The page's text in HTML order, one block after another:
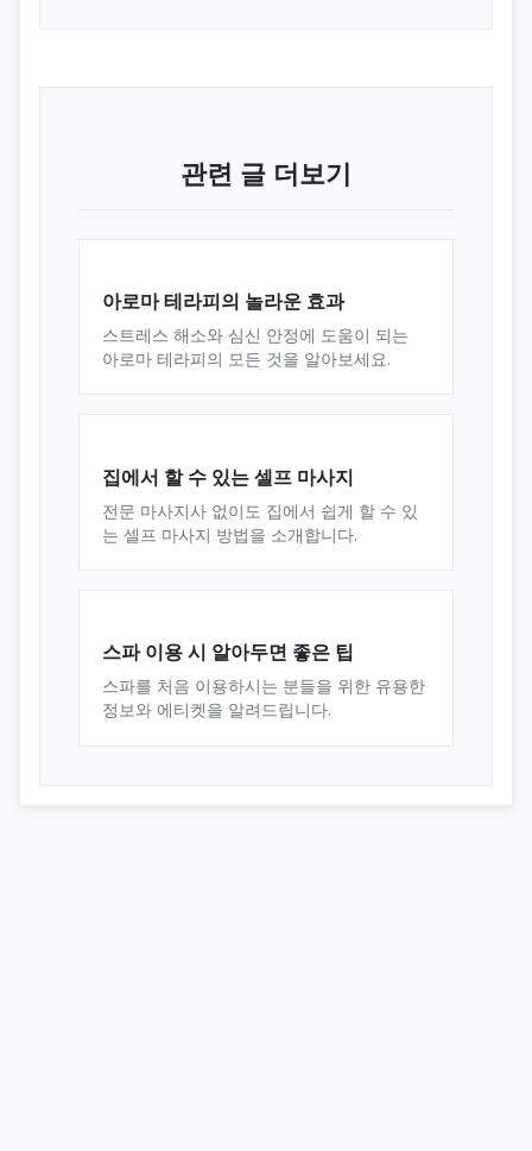
관련 글 더보기
아로마 테라피의 놀라운 효과
스트레스 해소와 심신 안정에 도움이 되는
아로마 테라피의 모든 것을 알아보세요.
집에서 할 수 있는 셀프 마사지
전문 마사지사 없이도 집에서 쉽게 할 수 있
는 셀프 마사지 방법을 소개합니다.
스파 이용 시 알아두면 좋은 팁
스파를 처음 이용하시는 분들을 위한 유용한
정보와 에티켓을 알려드립니다.